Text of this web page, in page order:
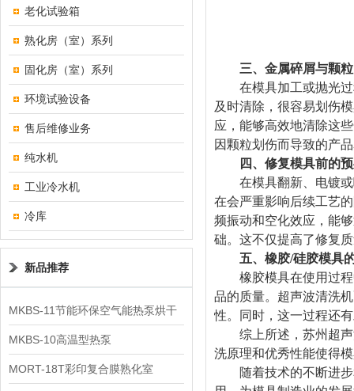
老化试验箱
熟化房（室）系列
固化房（室）系列
环境试验设备
售后维修业务
纯水机
工业冷水机
冷库
新品推荐
MKBS-11节能环保空气能热泵烘干
机
MKBS-10高温型热泵
MORT-18T彩印复合膜熟化室
三、金属碎屑与颗
在模具加工或抛光过
及时清除，很容易划伤
应，能够高效地清除这
因颗粒划伤而导致的产
四、修复模具前的
在模具翻新、电镀或
在会严重影响后续工艺
频振动和空化效应，能
础。这不仅提高了修复
五、橡胶/硅胶模具
橡胶模具在使用过程
品的质量。超声波清洗
性。同时，这一过程还
综上所述，苏州超声
洗原理和优秀性能使得
随着技术的不断进步